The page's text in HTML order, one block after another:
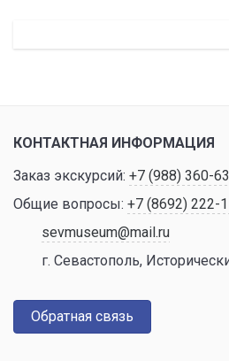
КОНТАКТНАЯ ИНФОРМАЦИЯ
Заказ экскурсий: +7 (988) 360-
Общие вопросы: +7 (8692) 222-
sevmuseum@mail.ru
г. Севастополь,
Обратная связь